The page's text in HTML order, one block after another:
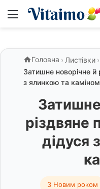
Меню
Головна › Листівки ›
Затишне новорічне й
з ялинкою та каміном
різдвяне
дідуся
З Новим роком